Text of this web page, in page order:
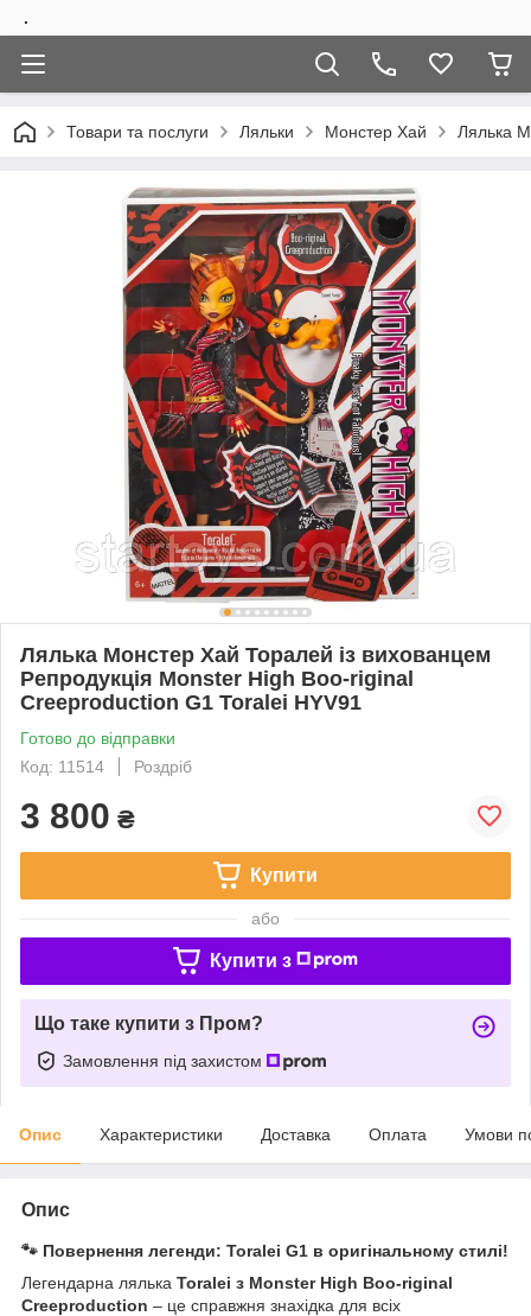
.
Товари та послуги Ляльки Монстер Хай Лялька
Лялька Монстер Хай Торалей із вихованцем
Репродукція Monster High Boo-riginal
Creeproduction G1 Toralei HYV91
Готово до відправки
Код: 11514
Роздріб
3 800 ₴
Купити
або
Купити з
Що таке купити з Пром?
Замовлення під захистом
Опис Характеристики Доставка Оплата Умови
Опис
🐾 Повернення легенди: Toralei G1 в оригінальному стилі!
Легендарна лялька Toralei з Monster High Boo-riginal
Creeproduction – це справжня знахідка для всіх